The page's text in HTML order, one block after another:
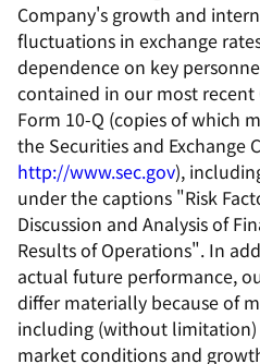
Company's growth and
fluctuations in exchange
dependence on key
contained in our most
Form 10-Q (copies of which
the Securities and Exchange
http://www.sec.gov),
under the captions "Risk
Discussion and Analysis of
Results of Operations". In
actual future performance,
differ materially because of
including (without
market conditions and